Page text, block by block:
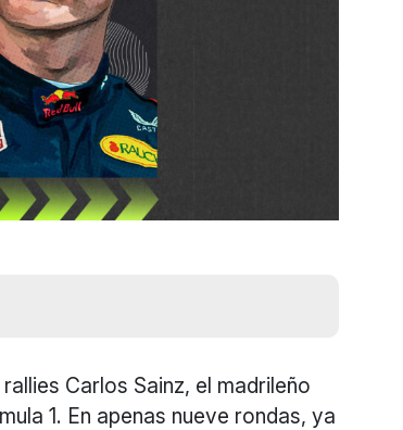
Carlos Sainz, el madrileño
1. En apenas nueve rondas, ya